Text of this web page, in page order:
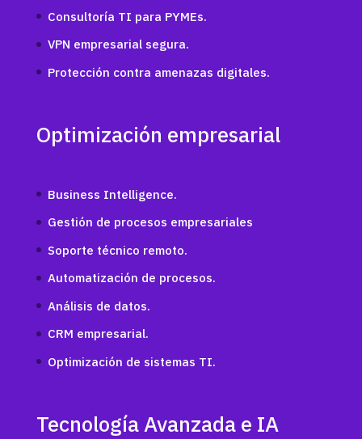
Consultoría TI para PYMEs.
VPN empresarial segura.
Protección contra amenazas digitales.
Optimización empresarial
Business Intelligence.
Gestión de procesos empresariales
Soporte técnico remoto.
Automatización de procesos.
Análisis de datos.
CRM empresarial.
Optimización de sistemas TI.
Tecnología Avanzada e IA